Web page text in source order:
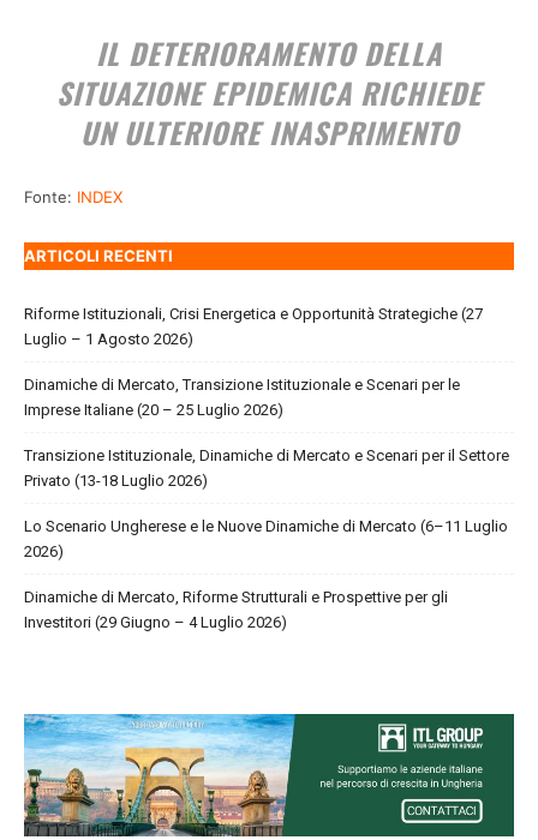
IL DETERIORAMENTO DELLA
SITUAZIONE EPIDEMICA RICHIEDE
UN ULTERIORE INASPRIMENTO
Fonte: INDEX
ARTICOLI RECENTI
Riforme Istituzionali, Crisi Energetica e Opportunità Strategiche (27
Luglio – 1 Agosto 2026)
Dinamiche di Mercato, Transizione Istituzionale e Scenari per le
Imprese Italiane (20 – 25 Luglio 2026)
Transizione Istituzionale, Dinamiche di Mercato e Scenari per il Settore
Privato (13-18 Luglio 2026)
Lo Scenario Ungherese e le Nuove Dinamiche di Mercato (6–11 Luglio
2026)
Dinamiche di Mercato, Riforme Strutturali e Prospettive per gli
Investitori (29 Giugno – 4 Luglio 2026)